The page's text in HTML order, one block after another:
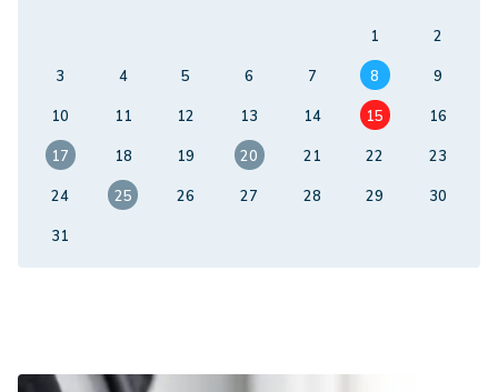
1
2
3
4 5 6 7 8
9
10
11 12 13 14 15
16
17
18 19 20 21 22
23
24
25 26 27 28 29
30
31